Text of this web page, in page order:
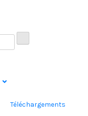
Téléchargements